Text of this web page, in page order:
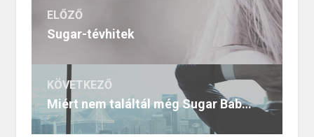
ELŐZŐ
Sugar-tévhitek
KÖVETKEZŐ
Miért nem találtál még Sugar Babyt?